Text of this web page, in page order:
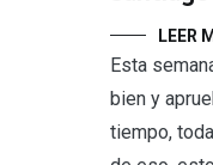
LEER
Esta
bien y
tiempo,